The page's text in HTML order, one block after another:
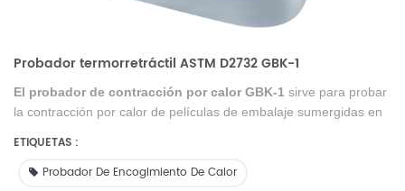
Probador termorretráctil ASTM D2732 GBK-1
El probador de contracción por calor GBK-1 sirve para probar
la contracción por calor de películas de embalaje sumergidas en
ETIQUETAS :
Probador De Encogimiento De Calor